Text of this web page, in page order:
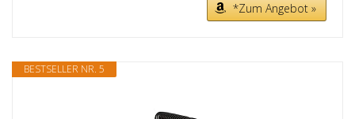
*Zum Angebot »
BESTSELLER NR. 5